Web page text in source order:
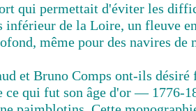
qui permettait d'éviter les
inférieur de la Loire, un fleuve
même pour des navires de
et Bruno Comps ont-ils désiré
ce qui fut son âge d'or — 1776-